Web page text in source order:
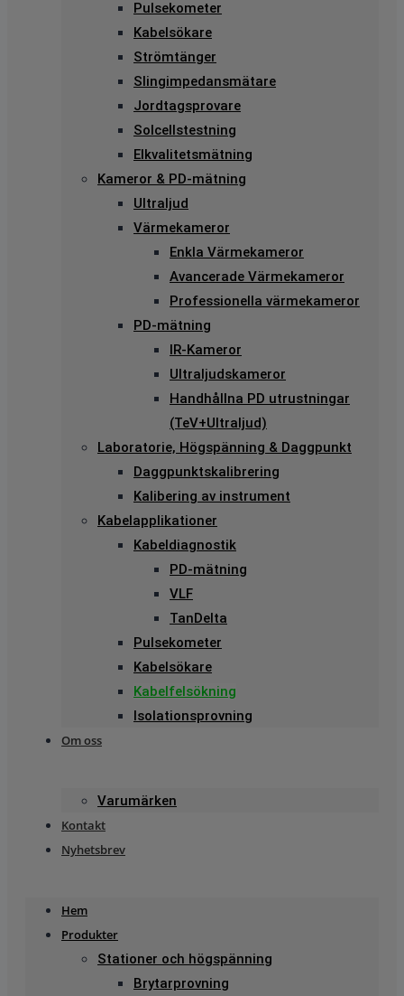
Pulsekometer
Kabelsökare
Strömtänger
Slingimpedansmätare
Jordtagsprovare
Solcellstestning
Elkvalitetsmätning
Kameror & PD-mätning
Ultraljud
Värmekameror
Enkla Värmekameror
Avancerade Värmekameror
Professionella värmekameror
PD-mätning
IR-Kameror
Ultraljudskameror
Handhållna PD utrustningar
(TeV+Ultraljud)
Laboratorie, Högspänning & Daggpunkt
Daggpunktskalibrering
Kalibering av instrument
Kabelapplikationer
Kabeldiagnostik
PD-mätning
VLF
TanDelta
Pulsekometer
Kabelsökare
Kabelfelsökning
Isolationsprovning
Om oss
Varumärken
Kontakt
Nyhetsbrev
Hem
Produkter
Stationer och högspänning
Brytarprovning